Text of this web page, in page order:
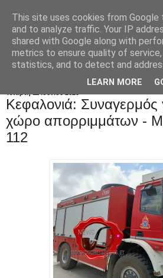
Κεφαλονιά: Συναγερμός
χώρο απορριμμάτων -
112
This site uses cookies from
and to analyze traffic. Your IP
shared with Google along with
metrics to ensure quality of
statistics, and to detect and
LEARN MORE